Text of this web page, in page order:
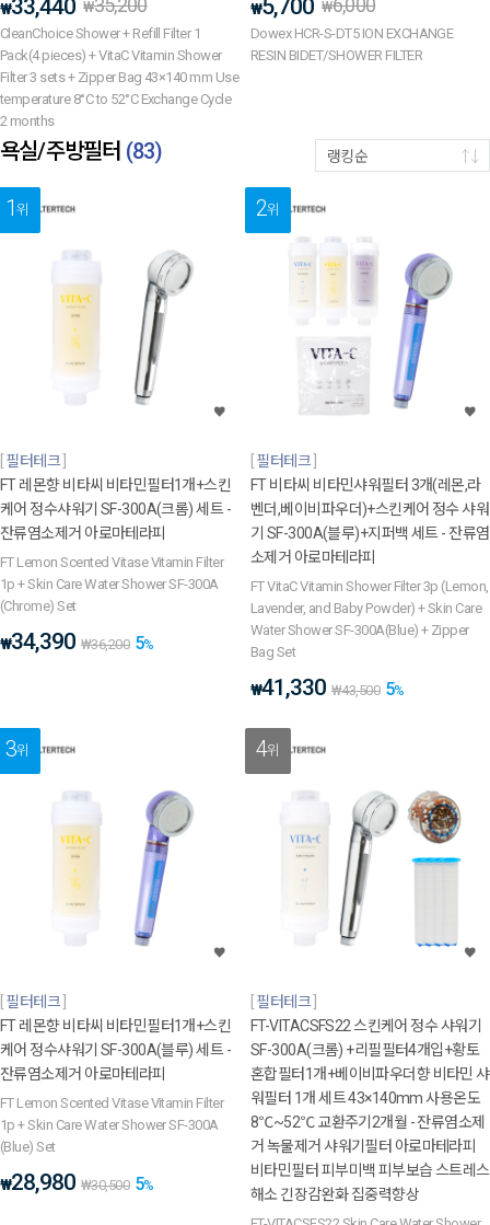
₩33,440 ₩35,200
CleanChoice Shower + Refill Filter 1
Pack(4 pieces) + VitaC Vitamin Shower
Filter 3 sets + Zipper Bag 43×140 mm Use
temperature 8°C to 52°C Exchange Cycle
2 months
₩5,700 ₩6,000
Dowex HCR-S-DT5 ION EXCHANGE
RESIN BIDET/SHOWER FILTER
욕실/주방필터 (83) 랭킹순
1위
필터테크
FT 레몬향 비타씨 비타민필터1개+스킨
케어 정수샤워기 SF-300A(크롬) 세트 -
잔류염소제거 아로마테라피
FT Lemon Scented Vitase Vitamin Filter
1p + Skin Care Water Shower SF-300A
(Chrome) Set
₩34,390 ₩36,200 5%
2위
필터테크
FT 비타씨 비타민샤워필터 3개(레몬,라
벤더,베이비파우더)+스킨케어 정수 샤워
기 SF-300A(블루)+지퍼백 세트 - 잔류염
소제거 아로마테라피
FT VitaC Vitamin Shower Filter 3p (Lemon,
Lavender, and Baby Powder) + Skin Care
Water Shower SF-300A(Blue) + Zipper
Bag Set
₩41,330 ₩43,500 5%
3위
필터테크
FT 레몬향 비타씨 비타민필터1개+스킨
케어 정수샤워기 SF-300A(블루) 세트 -
잔류염소제거 아로마테라피
FT Lemon Scented Vitase Vitamin Filter
1p + Skin Care Water Shower SF-300A
(Blue) Set
₩28,980 ₩30,500 5%
4위
필터테크
FT-VITACSFS22 스킨케어 정수 샤워기
SF-300A(크롬) +리필필터4개입+황토
혼합필터1개+베이비파우더향 비타민 샤
워필터 1개 세트 43×140mm 사용온도
8℃~52℃ 교환주기2개월 - 잔류염소제
거 녹물제거 샤워기필터 아로마테라피
비타민필터 피부미백 피부보습 스트레스
해소 긴장감완화 집중력향상